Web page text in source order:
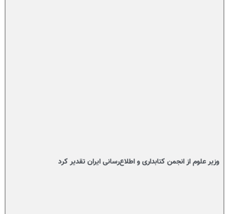
وزیر علوم از انجمن کتابداری و اطلاع‌رسانی ایران تقدیر کرد